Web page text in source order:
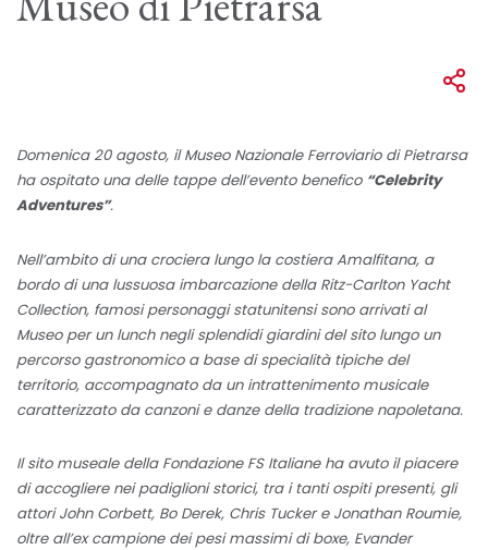
Domenica 20 agosto, il Museo Nazionale Ferroviario di Pietrarsa
ha ospitato una delle tappe dell’evento benefico “Celebrity
Adventures”.
Nell’ambito di una crociera lungo la costiera Amalfitana, a
bordo di una lussuosa imbarcazione della Ritz-Carlton Yacht
Collection, famosi personaggi statunitensi sono arrivati al
Museo per un lunch negli splendidi giardini del sito lungo un
percorso gastronomico a base di specialità tipiche del
territorio, accompagnato da un intrattenimento musicale
caratterizzato da canzoni e danze della tradizione napoletana.
Il sito museale della Fondazione FS Italiane ha avuto il piacere
di accogliere nei padiglioni storici, tra i tanti ospiti presenti, gli
attori John Corbett, Bo Derek, Chris Tucker e Jonathan Roumie,
oltre all’ex campione dei pesi massimi di boxe, Evander